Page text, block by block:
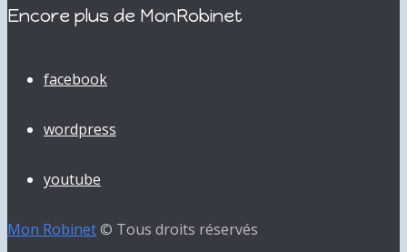
Encore plus de MonRobinet
facebook
wordpress
youtube
Mon Robinet© Tous droits réservés